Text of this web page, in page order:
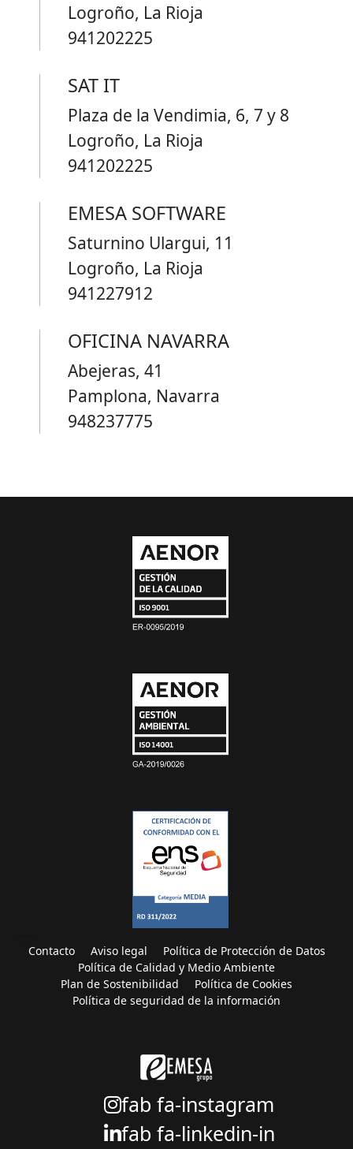
Logroño, La Rioja
941202225
SAT IT
Plaza de la Vendimia, 6, 7 y 8
Logroño, La Rioja
941202225
EMESA SOFTWARE
Saturnino Ulargui, 11
Logroño, La Rioja
941227912
OFICINA NAVARRA
Abejeras, 41
Pamplona, Navarra
948237775
Contacto Aviso legal
Política de Protección de Datos
Política de Calidad y Medio Ambiente
Plan de Sostenibilidad
Política de Cookies
Política de seguridad de la información
fab fa-instagram
fab fa-linkedin-in